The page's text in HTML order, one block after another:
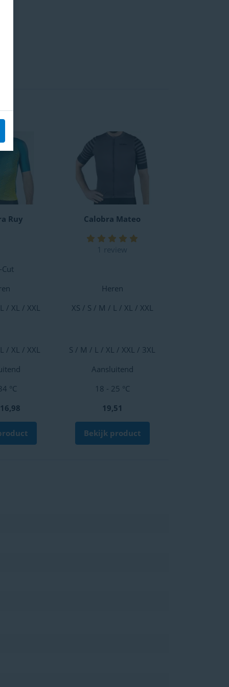
Ruy Calobra Mateo
1 review
Cut
Heren
/ XL / XXL XS / S / M / L / XL / XXL
/ XL / XXL
S / M / L / XL / XXL / 3XL
Aansluitend
°C
18 - 25 °C
16,98 19,51
Bekijk product